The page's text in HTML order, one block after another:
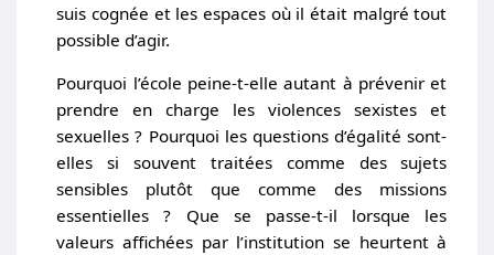
suis cognée et les espaces où il était malgré tout
possible d’agir.
Pourquoi l’école peine-t-elle autant à prévenir et
prendre en charge les violences sexistes et
sexuelles ? Pourquoi les questions d’égalité sont-
elles si souvent traitées comme des sujets
sensibles plutôt que comme des missions
essentielles ? Que se passe-t-il lorsque les
valeurs affichées par l’institution se heurtent à